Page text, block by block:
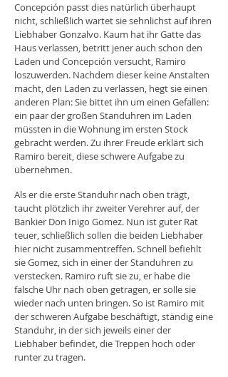
Concepción passt dies natürlich überhaupt
nicht, schließlich wartet sie sehnlichst auf ihren
Liebhaber Gonzalvo. Kaum hat ihr Gatte das
Haus verlassen, betritt jener auch schon den
Laden und Concepción versucht, Ramiro
loszuwerden. Nachdem dieser keine Anstalten
macht, den Laden zu verlassen, hegt sie einen
anderen Plan: Sie bittet ihn um einen Gefallen:
ein paar der großen Standuhren im Laden
müssten in die Wohnung im ersten Stock
gebracht werden. Zu ihrer Freude erklärt sich
Ramiro bereit, diese schwere Aufgabe zu
übernehmen.
Als er die erste Standuhr nach oben trägt,
taucht plötzlich ihr zweiter Verehrer auf, der
Bankier Don Inigo Gomez. Nun ist guter Rat
teuer, schließlich sollen die beiden Liebhaber
hier nicht zusammentreffen. Schnell befiehlt
sie Gomez, sich in einer der Standuhren zu
verstecken. Ramiro ruft sie zu, er habe die
falsche Uhr nach oben getragen, er solle sie
wieder nach unten bringen. So ist Ramiro mit
der schweren Aufgabe beschäftigt, ständig eine
Standuhr, in der sich jeweils einer der
Liebhaber befindet, die Treppen hoch oder
runter zu tragen.